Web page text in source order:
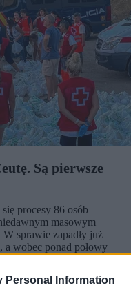
Personal Information
Są pierwsze
procesy 86 osób
masowym
sprawie zapadły już
wobec ponad połowy